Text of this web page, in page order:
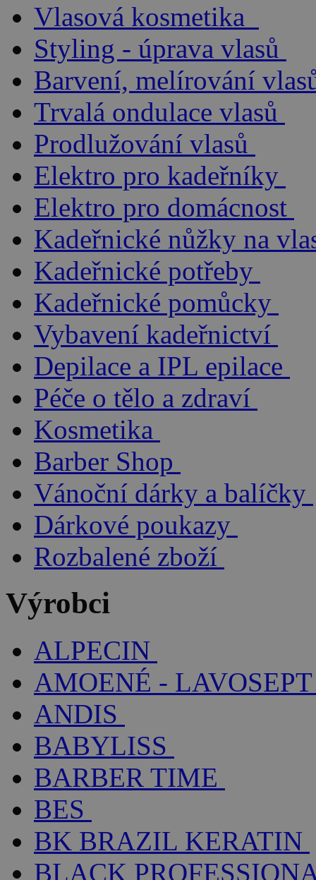
Vlasová kosmetika
Styling - úprava vlasů
Barvení, melírování
Trvalá ondulace vlasů
Prodlužování vlasů
Elektro pro kadeřníky
Elektro pro domácnost
Kadeřnické nůžky na
Kadeřnické potřeby
Kadeřnické pomůcky
Vybavení kadeřnictví
Depilace a IPL epilace
Péče o tělo a zdraví
Kosmetika
Barber Shop
Vánoční dárky a balíčky
Dárkové poukazy
Rozbalené zboží
Výrobci
ALPECIN
AMOENÉ - LAVOSEPT
ANDIS
BABYLISS
BARBER TIME
BES
BK BRAZIL KERATIN
BLACK